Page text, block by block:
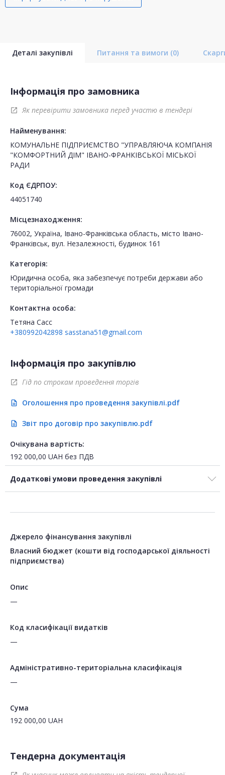
Деталі закупівлі Питання та вимоги (0)
Інформація про замовника
open_in_new Як перевірити замовника перед участю в тендері
Найменування:
КОМУНАЛЬНЕ ПІДПРИЄМСТВО "УПРАВЛЯЮЧА КОМПАНІЯ
"КОМФОРТНИЙ ДІМ" ІВАНО-ФРАНКІВСЬКОЇ МІСЬКОЇ
РАДИ
Код ЄДРПОУ:
44051740
Місцезнаходження:
76002, Україна, Івано-Франківська область, місто Івано-
Франківськ, вул. Незалежності, будинок 161
Категорія:
Юридична особа, яка забезпечує потреби держави або
територіальної громади
Контактна особа:
Тетяна Сасс
+380992042898 sasstana51@gmail.com
Інформація про закупівлю
open_in_new Гід по строкам проведення торгів
description Оголошення про проведення закупівлі.pdf
description Звіт про договір про закупівлю.pdf
Очікувана вартість:
192 000,00 UAH без ПДВ
Додаткові умови проведення закупівлі
Джерело фінансування закупівлі
Власний бюджет (кошти від господарської діяльності
підприємства)
Опис
—
Код класифікації видатків
—
Адміністративно-територіальна класифікація
—
Сума
192 000,00 UAH
Тендерна документація